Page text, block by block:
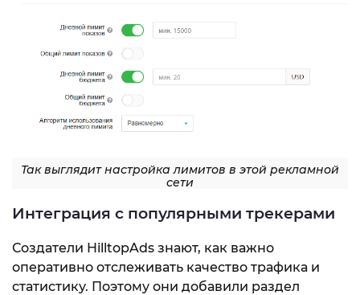
Так выглядит настройка лимитов в этой рекламной
сети
Интеграция с популярными трекерами
Создатели HilltopAds знают, как важно
оперативно отслеживать качество трафика и
статистику. Поэтому они добавили раздел